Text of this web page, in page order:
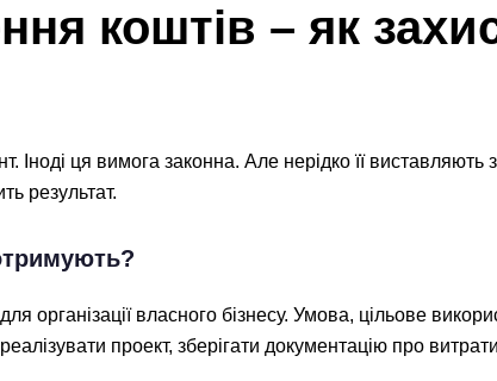
коштів – як
Іноді ця вимога законна. Але нерідко її
результат.
організації власного бізнесу. Умова, цільове
проект, зберігати документацію про